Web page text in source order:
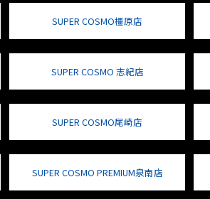
SUPER COSMO橿原店
SUPER COSMO 志紀店
SUPER COSMO尾崎店
SUPER COSMO PREMIUM泉南店